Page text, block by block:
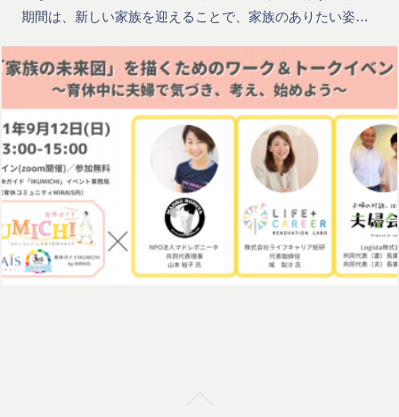
期間は、新しい家族を迎えることで、家族のありたい姿…